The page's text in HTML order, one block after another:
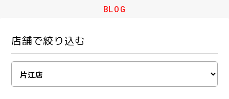
BLOG
店舗で絞り込む